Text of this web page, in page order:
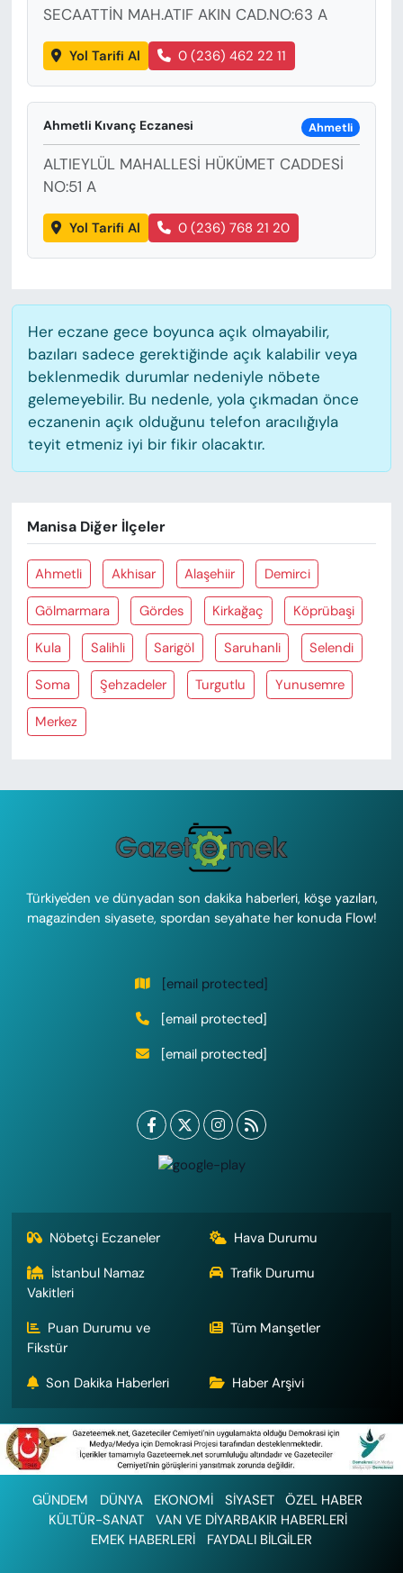
SECAATTİN MAH.ATIF AKIN CAD.NO:63 A
Yol Tarifi Al 0 (236) 462 22 11
Ahmetli Kıvanç Eczanesi Ahmetli
ALTIEYLÜL MAHALLESİ HÜKÜMET CADDESİ
NO:51 A
Yol Tarifi Al 0 (236) 768 21 20
Her eczane gece boyunca açık olmayabilir,
bazıları sadece gerektiğinde açık kalabilir veya
beklenmedik durumlar nedeniyle nöbete
gelemeyebilir. Bu nedenle, yola çıkmadan önce
eczanenin açık olduğunu telefon aracılığıyla
teyit etmeniz iyi bir fikir olacaktır.
Manisa Diğer İlçeler
Ahmetli Akhisar Alaşehiir Demirci
Gölmarmara Gördes Kirkağaç Köprübaşi
Kula Salihli Sarigöl Saruhanli Selendi
Soma Şehzadeler Turgutlu Yunusemre
Merkez
Türkiye'den ve dünyadan son dakika haberleri, köşe yazıları,
magazinden siyasete, spordan seyahate her konuda Flow!
[email protected]
[email protected]
[email protected]
Nöbetçi Eczaneler
Hava Durumu
İstanbul Namaz
Vakitleri
Trafik Durumu
Puan Durumu ve
Fikstür
Tüm Manşetler
Son Dakika Haberleri Haber Arşivi
GÜNDEM DÜNYA EKONOMİ SİYASET
ÖZEL HABER
KÜLTÜR-SANAT
VAN VE DİYARBAKIR HABERLERİ
EMEK HABERLERİ
FAYDALI BİLGİLER